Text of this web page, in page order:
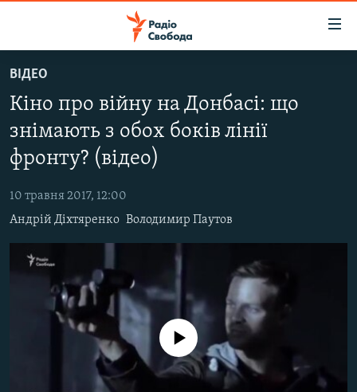
до
основного
матеріалу
до
навігації
Перейти
до
пошуку
РАДІО СВОБОДА – 70 РОКІВ
ВСЕ ЗА ДОБУ
СТАТТІ
ПОЛІТИКА
ЕКОНОМІКА
СУСПІЛЬСТВО
КУЛЬТУРА
СПОРТ
УКРАЇНА
ВІЙНА
РОСІЙСЬКА «ФІЛЬТРАЦІЯ»
ДОНБАС.РЕАЛІЇ
КРИМ.РЕАЛІЇ
ТИ ЯК?
СХЕМИ
КИТАЙ.ВИКЛИКИ
МУЛЬТИМЕДІА
ВІДЕО
Кіно про війну на Донбасі: що
знімають з обох боків лінії
фронту? (відео)
10 травня 2017, 12:00
Андрій Діхтяренко Володимир Паутов
No media source currently available